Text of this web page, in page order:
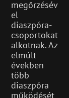
megőrzésév
el
diaszpóra-
csoportokat
alkotnak. Az
elmúlt
években
több
diaszpóra
működését